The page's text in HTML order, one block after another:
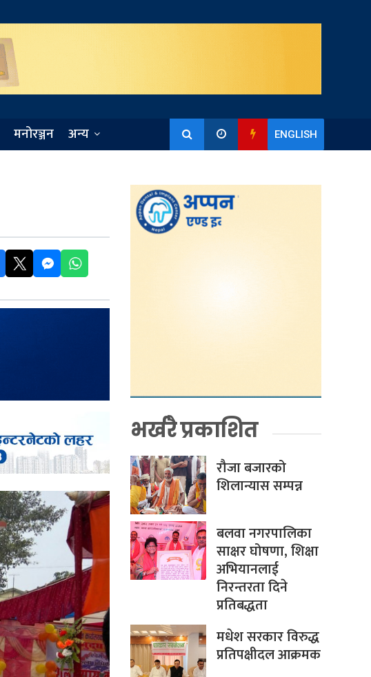
मनोरञ्जन अन्य ENGLISH
भर्खरै प्रकाशित
रौजा बजारको
शिलान्यास सम्पन्न
बलवा नगरपालिका
साक्षर घोषणा, शिक्षा
अभियानलाई
निरन्तरता दिने
प्रतिबद्धता
मधेश सरकार विरुद्ध
प्रतिपक्षीदल आक्रमक